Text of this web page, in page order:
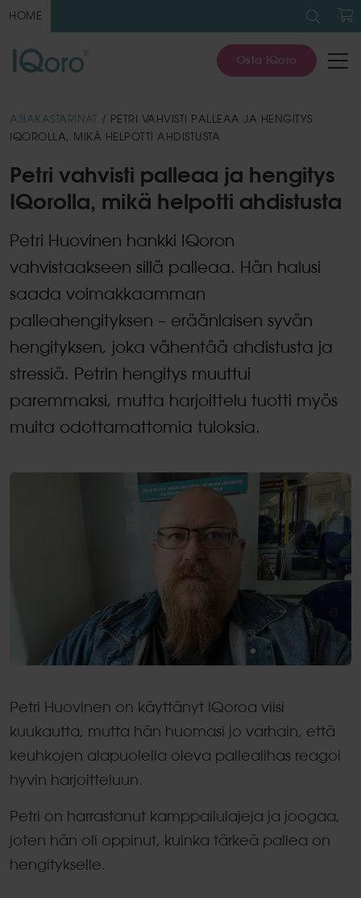
HOME for:
Osta IQoro
ASIAKASTARINAT / PETRI VAHVISTI PALLEAA JA HENGITYS
IQOROLLA, MIKÄ HELPOTTI AHDISTUSTA
Petri vahvisti palleaa ja hengitys
IQorolla, mikä helpotti ahdistusta
Petri Huovinen hankki IQoron
vahvistaakseen sillä palleaa. Hän halusi
saada voimakkaamman
palleahengityksen – eräänlaisen syvän
hengityksen, joka vähentää ahdistusta ja
stressiä. Petrin hengitys muuttui
paremmaksi, mutta harjoittelu tuotti myös
muita odottamattomia tuloksia.
Petri Huovinen on käyttänyt IQoroa viisi
kuukautta, mutta hän huomasi jo varhain, että
keuhkojen alapuolella oleva pallealihas reagoi
hyvin harjoitteluun.
Petri on harrastanut kamppailulajeja ja joogaa,
joten hän oli oppinut, kuinka tärkeä pallea on
hengitykselle.